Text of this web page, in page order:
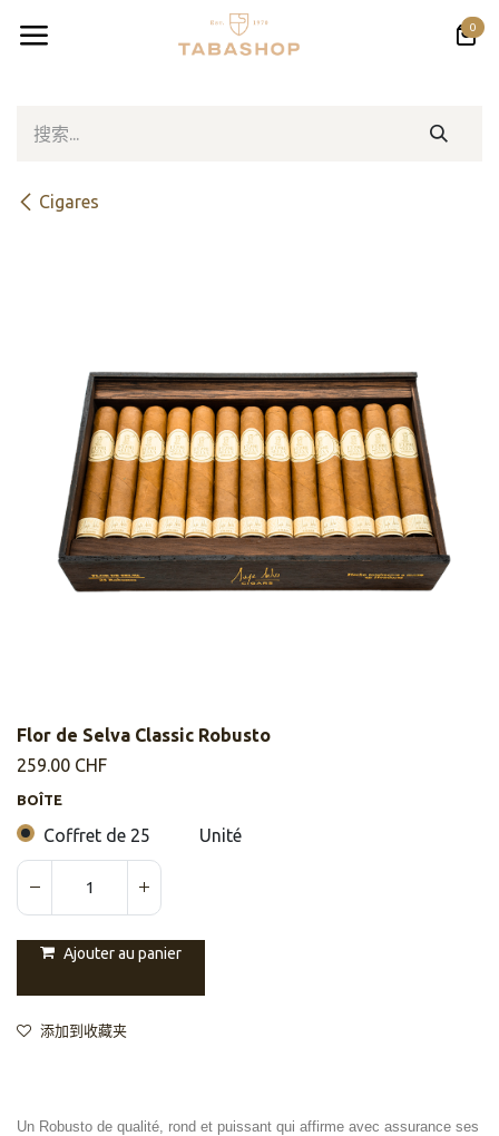
0
Cigares
Flor de Selva Classic Robusto
259.00 CHF
BOÎTE
Coffret de 25 Unité
Ajouter au panier
添加到收藏夹
Un Robusto de qualité, rond et puissant qui affirme avec assurance ses